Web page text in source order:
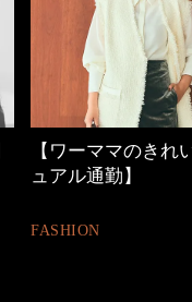
心地よくいられる
とは
FASHION